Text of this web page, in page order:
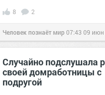
8 2
Человек познаёт мир07:43 09 июн
Случайно подслушала
своей домработницы с
подругой